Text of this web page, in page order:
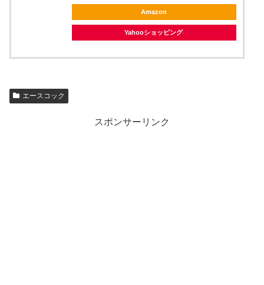
Amazon
Yahooショッピング
エースコック
スポンサーリンク